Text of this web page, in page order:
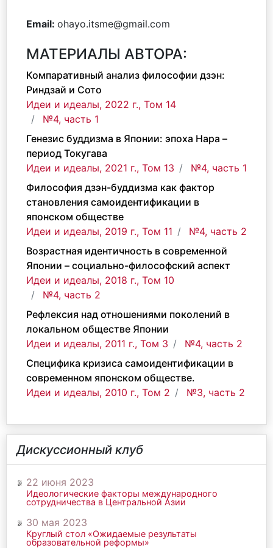
Email: ohayo.itsme@gmail.com
МАТЕРИАЛЫ АВТОРА:
Компаративный анализ философии дзэн:
Риндзай и Сото
Идеи и идеалы, 2022 г., Том 14
№4, часть 1
Генезис буддизма в Японии: эпоха Нара –
период Токугава
Идеи и идеалы, 2021 г., Том 13
№4, часть 1
Философия дзэн-буддизма как фактор
становления самоидентификации в
японском обществе
Идеи и идеалы, 2019 г., Том 11
№4, часть 2
Возрастная идентичность в современной
Японии – социально-философский аспект
Идеи и идеалы, 2018 г., Том 10
№4, часть 2
Рефлексия над отношениями поколений в
локальном обществе Японии
Идеи и идеалы, 2011 г., Том 3
№4, часть 2
Специфика кризиса самоидентификации в
современном японском обществе.
Идеи и идеалы, 2010 г., Том 2
№3, часть 2
Дискуссионный клуб
22 июня 2023
Идеологические факторы международного
сотрудничества в Центральной Азии
30 мая 2023
Круглый стол «Ожидаемые результаты
образовательной реформы»